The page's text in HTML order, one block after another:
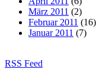
März 2011 (2)
Februar 2011 (16)
Januar 2011 (7)
RSS Feed